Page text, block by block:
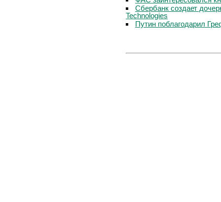
Сбербанк создает
Technologies
Путин поблагодарил